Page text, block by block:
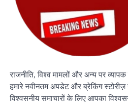
राजनीति, विश्व मामलों और अन्य पर
हमारे नवीनतम अपडेट और ब्रेकिंग
विश्वसनीय समाचारों के लिए आपका